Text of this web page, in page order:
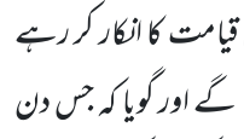
کا انکار کر رہے
گے اور گویا کہ جس دن